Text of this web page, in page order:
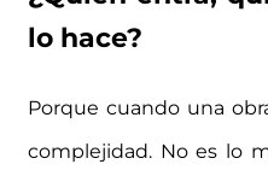
lo hace?
Porque cuando una
complejidad. No es lo